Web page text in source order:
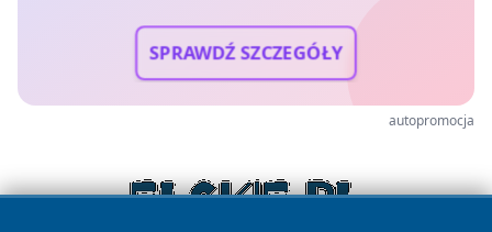
SPRAWDŹ SZCZEGÓŁY
autopromocja